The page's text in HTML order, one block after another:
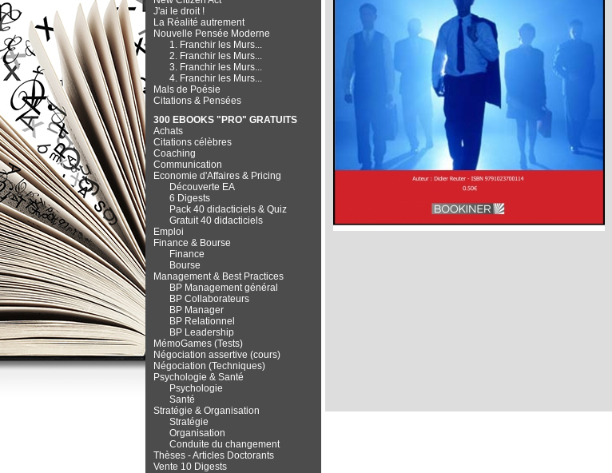
J'ai le droit !
La Réalité autrement
Nouvelle Pensée Moderne
1. Franchir les Murs...
2. Franchir les Murs...
3. Franchir les Murs...
4. Franchir les Murs...
Mals de Poésie
Citations & Pensées
300 EBOOKS "PRO" GRATUITS
Achats
Citations célèbres
Coaching
Communication
Economie d'Affaires & Pricing
Découverte EA
6 Digests
Pack 40 didacticiels & Quiz
Gratuit 40 didacticiels
Emploi
Finance & Bourse
Finance
Bourse
Management & Best Practices
BP Management général
BP Collaborateurs
BP Manager
BP Relationnel
BP Leadership
MémoGames (Tests)
Négociation assertive (cours)
Négociation (Techniques)
Psychologie & Santé
Psychologie
Santé
Stratégie & Organisation
Stratégie
Organisation
Conduite du changement
Thèses - Articles Doctorants
Vente 10 Digests